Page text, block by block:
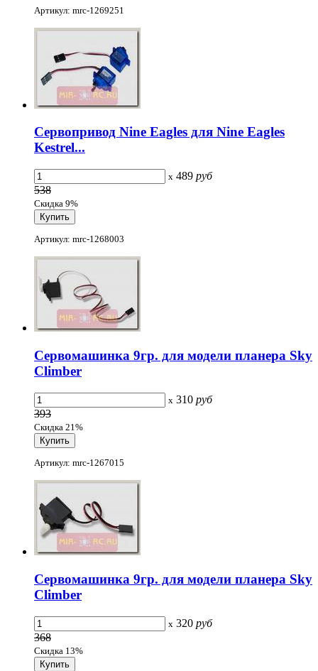
Артикул: mrc-1269251
Cервопривод Nine Eagles для Nine Eagles
Kestrel...
x 489 руб
538
Скидка 9%
Артикул: mrc-1268003
Сервомашинка 9гр. для модели планера Sky
Climber
x 310 руб
393
Скидка 21%
Артикул: mrc-1267015
Сервомашинка 9гр. для модели планера Sky
Climber
x 320 руб
368
Скидка 13%